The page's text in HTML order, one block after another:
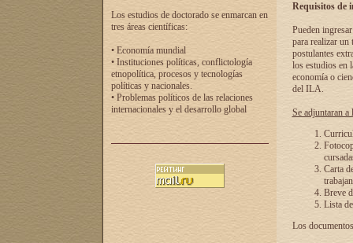
Los estudios de doctorado se enmarcan en
tres áreas científicas:
• Economía mundial
• Instituciones políticas, conflictología
etnopolítica, procesos y tecnologías
políticas y nacionales.
• Problemas políticos de las relaciones
internacionales y el desarrollo global
Requisitos de
Pueden
para realizar un
postulantes
los estudios en
economía o
del ILA.
Se adjuntaran a
Carta
Breve
Lista
Los